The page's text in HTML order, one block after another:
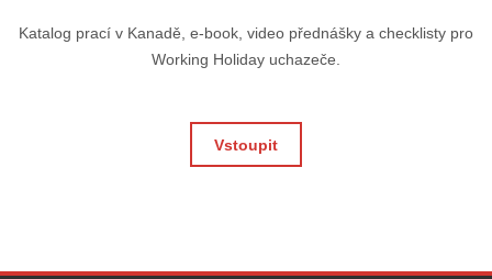
Katalog prací v Kanadě, e-book, video přednášky a checklisty pro
Working Holiday uchazeče.
Vstoupit